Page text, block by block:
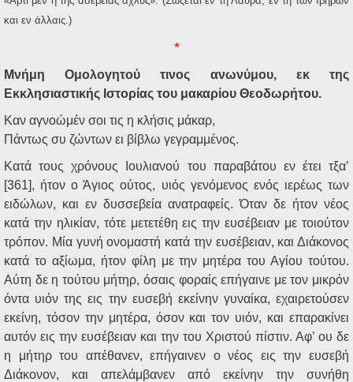
και εν άλλαις.)
*
Μνήμη Ομολογητού τινος ανωνύμου, εκ της
Εκκλησιαστικής Ιστορίας του μακαρίου Θεοδωρήτου.
Καν αγνοώμέν σοι τις η κλήσις μάκαρ,
Πάντως συ ζώντων ει βίβλω γεγραμμένος.
Κατά τους χρόνους Ιουλιανού του παραβάτου εν έτει τξα’
[361], ήτον ο Άγιος ούτος, υιός γενόμενος ενός ιερέως των
ειδώλων, και εν δυσσεβεία ανατραφείς. Όταν δε ήτον νέος
κατά την ηλικίαν, τότε μετετέθη εις την ευσέβειαν με τοιούτον
τρόπον. Μία γυνή ονομαστή κατά την ευσέβειαν, και Διάκονος
κατά το αξίωμα, ήτον φίλη με την μητέρα του Αγίου τούτου.
Αύτη δε η τούτου μήτηρ, όσαις φοραίς επήγαινε με τον μικρόν
όντα υιόν της εις την ευσεβή εκείνην γυναίκα, εχαιρετούσεν
εκείνη, τόσον την μητέρα, όσον και τον υιόν, και επαρακίνει
αυτόν εις την ευσέβειαν και την του Χριστού πίστιν. Αφ’ ου δε
η μήτηρ του απέθανεν, επήγαινεν ο νέος εις την ευσεβή
Διάκονον, και απελάμβανεν από εκείνην την συνήθη